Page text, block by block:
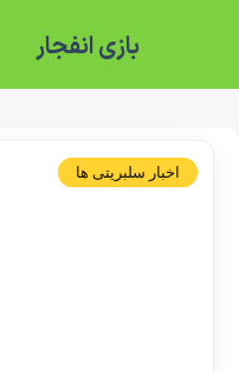
بازی انفجار
اخبار سلبریتی ها